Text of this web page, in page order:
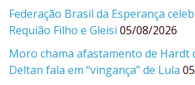
Federação Brasil da Esperança
Requião Filho e Gleisi 05/08/2026
Moro chama afastamento de Hardt
Deltan fala em “vingança” de Lula